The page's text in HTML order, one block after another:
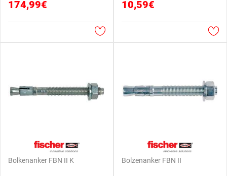
174,99€ 10,59€
Bolkenanker FBN II K Bolzenanker FBN II